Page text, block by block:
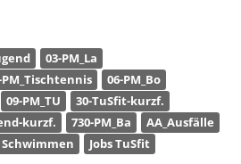
03-PM_La
PM_Tischtennis
06-PM_Bo
09-PM_TU
30-TuSfit-kurzf.
kurzf. 730-PM_Ba
AA_Ausfälle
Schwimmen Jobs TuSfit